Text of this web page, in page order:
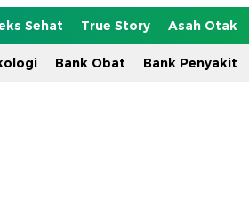
Sehat True Story Asah Otak
Bank Obat Bank Penyakit